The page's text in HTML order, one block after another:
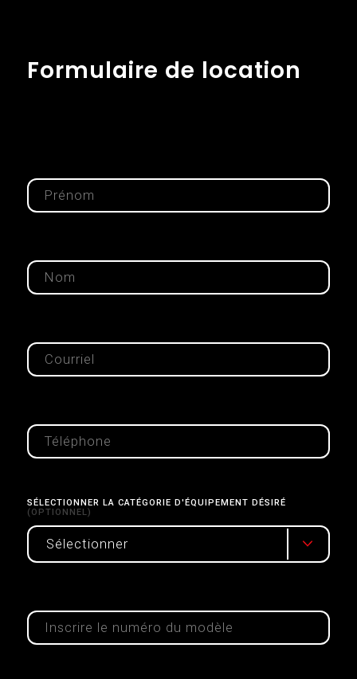
Formulaire de location
SÉLECTIONNER LA CATÉGORIE D'ÉQUIPEMENT DÉSIRÉ
(OPTIONNEL)
Sélectionner